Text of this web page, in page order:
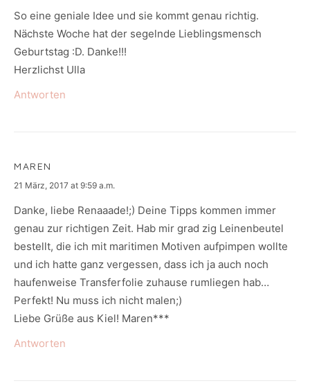
So eine geniale Idee und sie kommt genau richtig.
Nächste Woche hat der segelnde Lieblingsmensch
Geburtstag :D. Danke!!!
Herzlichst Ulla
Antworten
MAREN
says:
21 März, 2017 at 9:59 a.m.
Danke, liebe Renaaade!;) Deine Tipps kommen immer
genau zur richtigen Zeit. Hab mir grad zig Leinenbeutel
bestellt, die ich mit maritimen Motiven aufpimpen wollte
und ich hatte ganz vergessen, dass ich ja auch noch
haufenweise Transferfolie zuhause rumliegen hab…
Perfekt! Nu muss ich nicht malen;)
Liebe Grüße aus Kiel! Maren***
Antworten